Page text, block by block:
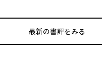
最新の書評をみる